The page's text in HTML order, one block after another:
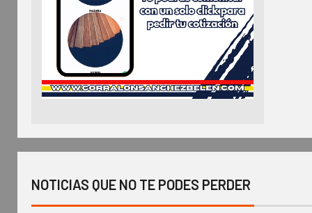
NOTICIAS QUE NO TE PODES PERDER